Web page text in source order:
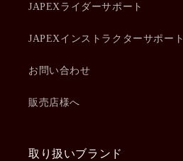
JAPEXライダーサポート
JAPEXインストラクターサポート
お問い合わせ
販売店様へ
取り扱いブランド